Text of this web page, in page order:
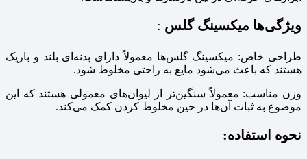
ویژگی‌ها میکسینگ گلس :
طراحی خاص: میکسینگ گلس‌ها معمولاً دارای بدنه‌ای بلند و باریک
هستند که باعث می‌شود مایع به راحتی مخلوط شود.
وزن مناسب: معمولاً سنگین‌تر از لیوان‌های معمولی هستند که این
موضوع به ثبات آن‌ها در حین مخلوط کردن کمک می‌کند.
نحوه استفاده: